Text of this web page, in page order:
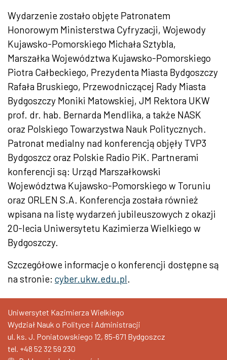
Wydarzenie zostało objęte Patronatem
Honorowym Ministerstwa Cyfryzacji, Wojewody
Kujawsko-Pomorskiego Michała Sztybla,
Marszałka Województwa Kujawsko-Pomorskiego
Piotra Całbeckiego, Prezydenta Miasta Bydgoszczy
Rafała Bruskiego, Przewodniczącej Rady Miasta
Bydgoszczy Moniki Matowskiej, JM Rektora UKW
prof. dr. hab. Bernarda Mendlika, a także NASK
oraz Polskiego Towarzystwa Nauk Politycznych.
Patronat medialny nad konferencją objęły TVP3
Bydgoszcz oraz Polskie Radio PiK. Partnerami
konferencji są: Urząd Marszałkowski
Województwa Kujawsko-Pomorskiego w Toruniu
oraz ORLEN S.A. Konferencja została również
wpisana na listę wydarzeń jubileuszowych z okazji
20-lecia Uniwersytetu Kazimierza Wielkiego w
Bydgoszczy.
Szczegółowe informacje o konferencji dostępne są
na stronie: cyber.ukw.edu.pl.
Uniwersytet Kazimierza Wielkiego
Wydział Nauk o Polityce i Administracji
ul. ks. J. Poniatowskiego 12, 85-671 Bydgoszcz
tel. +48 52 32 59 230